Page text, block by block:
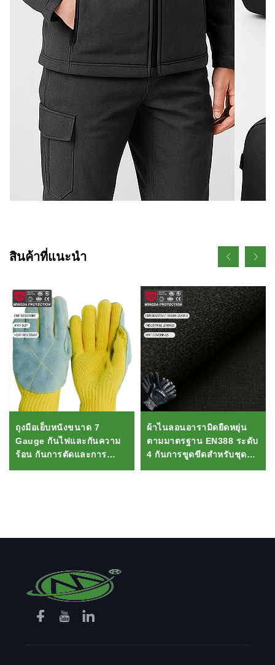
สินค้าที่แนะนำ
ถุงมือเย็บหนังขนาด 7
Gauge กันไฟและกันความ
ร้อน กันการตัดและการ
เสียดสีระดับ A3
ผ้าไนลอนอารามิดยืดหยุ่น
ตามมาตรฐาน EN388 ระดับ
4 กันการขูดขีดสำหรับชุด
ป้องกัน กระเป๋า ม่าน เสื้อผ้า